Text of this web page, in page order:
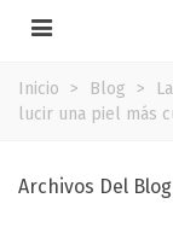
Inicio > Blog >
lucir una piel más
Archivos Del Blog